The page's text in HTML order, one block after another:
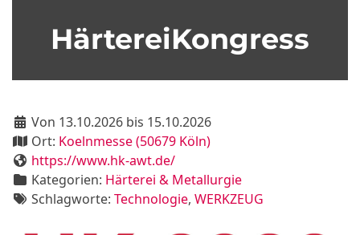
HärtereiKongress
Von 13.10.2026 bis 15.10.2026
Ort: Koelnmesse (50679 Köln)
https://www.hk-awt.de/
Kategorien: Härterei & Metallurgie
Schlagworte: Technologie, WERKZEUG